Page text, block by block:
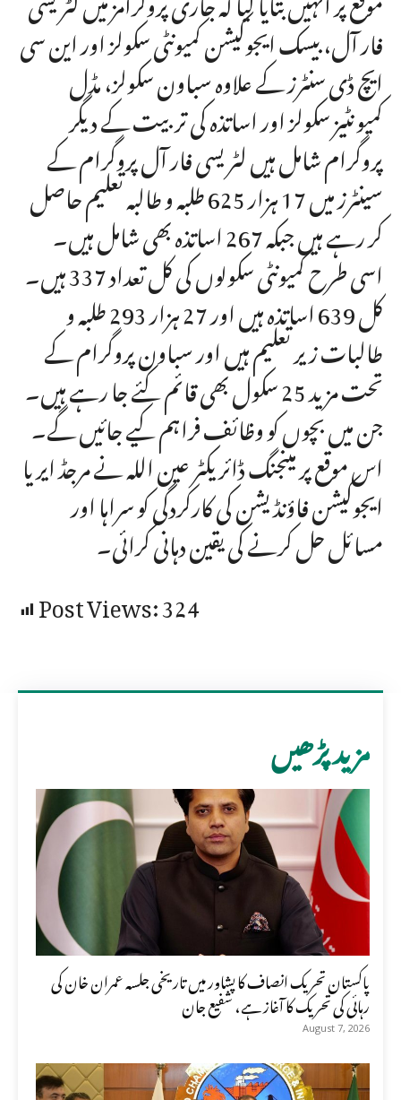
فار آل، بیسک ایجوکیشن کمیونٹی سکولز اور این سی
ایچ ڈی سنٹرز کے علاوہ سباون سکولز، مڈل
کمیونٹیز سکولز اور اساتذہ کی تربیت کے دیگر
پروگرام شامل ہیں لٹریسی فار آل پروگرام کے
سینٹرز میں 17 ہزار 625 طلبہ و طالبہ تعلیم حاصل
کر رہے ہیں جبکہ 267 اساتذہ بھی شامل ہیں۔
اسی طرح کمیونٹی سکولوں کی کل تعداد 337 ہیں۔
کل 639 اساتذہ ہیں اور 27 ہزار 293 طلبہ و
طالبات زیر تعلیم ہیں اور سباون پروگرام کے
تحت مزید 25 سکول بھی قائم کئے جا رہے ہیں۔
جن میں بچوں کو وظائف فراہم کیے جائیں گے۔
اس موقع پر مینجنگ ڈائریکٹر عین اللہ نے مرجڈ ایریا
ایجوکیشن فاؤنڈیشن کی کارکردگی کو سراہا اور
مسائل حل کرنے کی یقین دہانی کرائی۔
Post Views:324
مزید پڑھیں
پاکستان تحریک انصاف کا پشاور میں تاریخی جلسہ عمران خان کی
رہائی کی تحریک کا آغاز ہے، شفیع جان
August 7, 2026